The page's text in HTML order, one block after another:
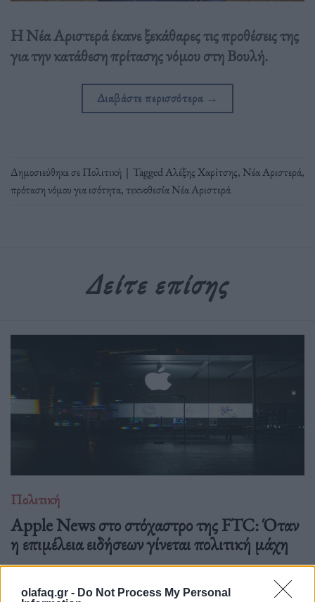
olafaq.gr - Do Not Process My Personal
Η Νέα Αριστερά έκανε ξεκάθαρες τις προθέσεις της
για την κατάθεση πρίτασης νόμου στη Βουλή.
Διαβάστε περισσότερα →
Δημοσιεύθηκε σεΠολιτική | TaggedΑλέξης Χαρίτσης, Νέα Αριστερά,
πρόταση νόμου για ισότητα,τεκνοθεσία Νέα Αριστερά
Δείτε επίσης
Πολιτική
Apple News στο στόχαστρο της FTC: Όταν
η επιμέλεια ειδήσεων γίνεται πολιτική μάχη
16.02.26